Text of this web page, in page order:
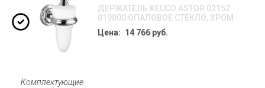
ДЕРЖАТЕЛЬ KEUCO ASTOR 02152
019000 ОПАЛОВОЕ СТЕКЛО, ХРОМ
Цена: 14 766 руб.
Комплектующие